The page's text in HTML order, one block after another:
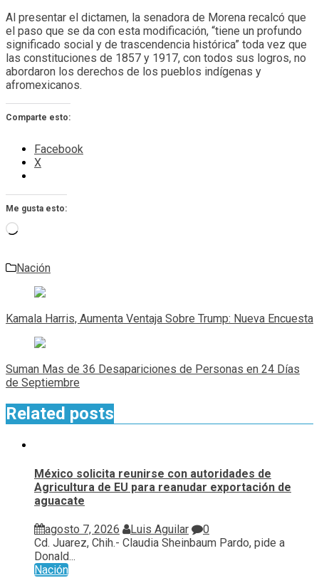
Al presentar el dictamen, la senadora de Morena recalcó que
el paso que se da con esta modificación, “tiene un profundo
significado social y de trascendencia histórica” toda vez que
las constituciones de 1857 y 1917, con todos sus logros, no
abordaron los derechos de los pueblos indígenas y
afromexicanos.
Comparte esto:
Facebook
X
Me gusta esto:
Cargando...
Nación
Navegación
de
entradas
Kamala Harris, Aumenta Ventaja Sobre Trump: Nueva Encuesta
Suman Mas de 36 Desapariciones de Personas en 24 Días
de Septiembre
Related posts
México solicita reunirse con autoridades de
Agricultura de EU para reanudar exportación de
aguacate
agosto 7, 2026 Luis Aguilar
0
Cd. Juarez, Chih.- Claudia Sheinbaum Pardo, pide a
Donald...
Nación